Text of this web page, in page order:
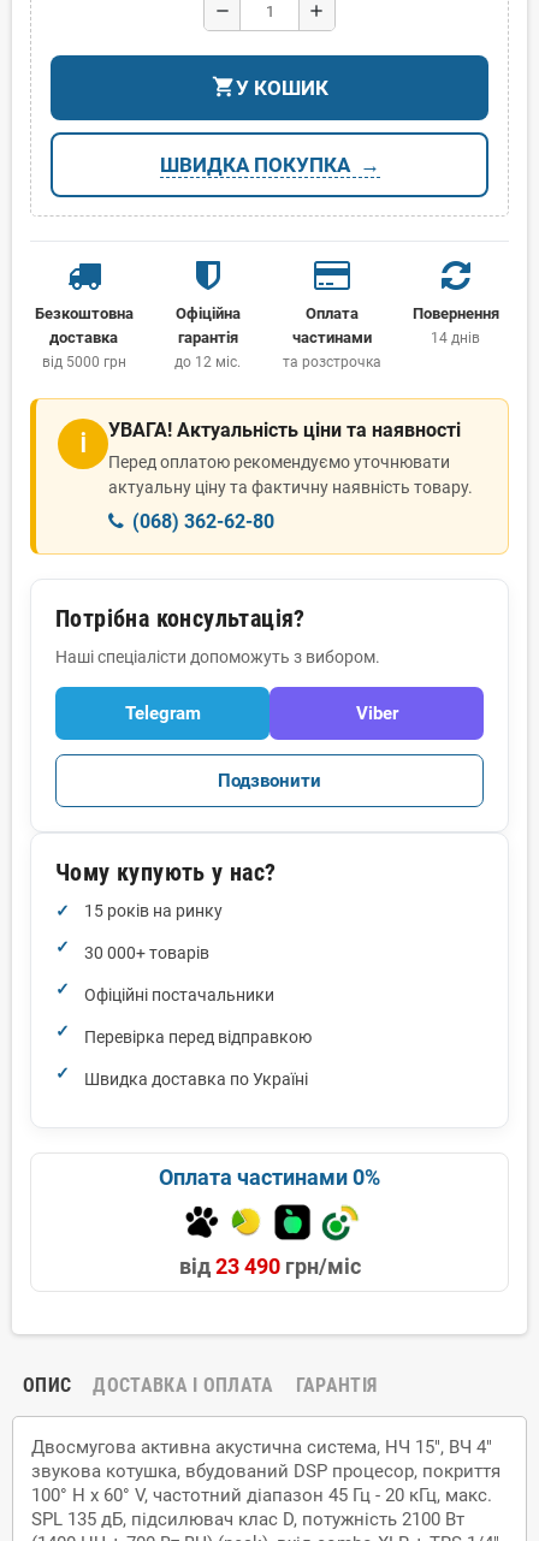
remove add
shopping_cartУ КОШИК
ШВИДКА ПОКУПКА
Безкоштовна
доставка
від 5000 грн
Офіційна
гарантія
до 12 міс.
Оплата
частинами
та розстрочка
Повернення
14 днів
ℹ УВАГА! Актуальність ціни та наявності
Перед оплатою рекомендуємо уточнювати
актуальну ціну та фактичну наявність товару.
(068) 362-62-80
Потрібна консультація?
Наші спеціалісти допоможуть з вибором.
Telegram Viber
Подзвонити
Чому купують у нас?
15 років на ринку
30 000+ товарів
Офіційні постачальники
Перевірка перед відправкою
Швидка доставка по Україні
Оплата частинами 0%
від23 490грн/міс
ОПИС ДОСТАВКА І ОПЛАТА ГАРАНТІЯ
Двосмугова активна акустична система, НЧ 15", ВЧ 4"
звукова котушка, вбудований DSP процесор, покриття
100° H x 60° V, частотний діапазон 45 Гц - 20 кГц, макс.
SPL 135 дБ, підсилювач клас D, потужність 2100 Вт